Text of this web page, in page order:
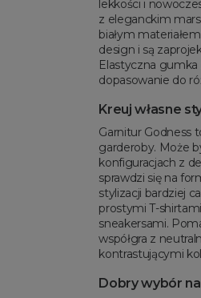
lekkości i
z eleganckim
białym
design i są
Elastyczna gumka
dopasowanie do
Kreuj własne
Garnitur Godness
garderoby. Może
konfiguracjach z
sprawdzi się na
stylizacji bardziej
prostymi T-
sneakersami.
współgra z
kontrastującymi
Dobry wybór